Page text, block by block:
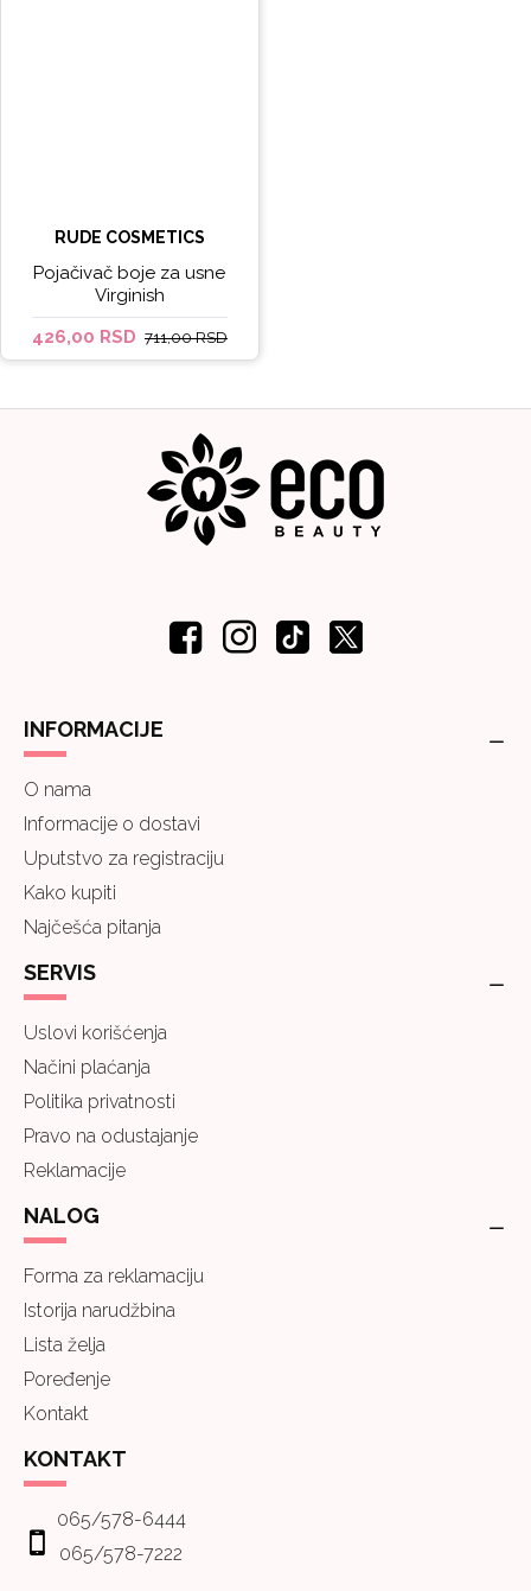
RUDE COSMETICS
Pojačivač boje za usne
Virginish
426,00 RSD 711,00 RSD
INFORMACIJE
O nama
Informacije o dostavi
Uputstvo za registraciju
Kako kupiti
Najčešća pitanja
SERVIS
Uslovi korišćenja
Načini plaćanja
Politika privatnosti
Pravo na odustajanje
Reklamacije
NALOG
Forma za reklamaciju
Istorija narudžbina
Lista želja
Poređenje
Kontakt
KONTAKT
065/578-6444
065/578-7222